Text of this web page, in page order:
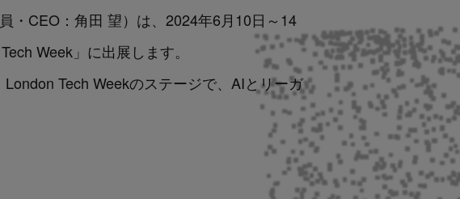
・CEO：角田 望）は、2024年6月10日～14
Week」に出展します。
London Tech Weekのステージで、AIとリーガ